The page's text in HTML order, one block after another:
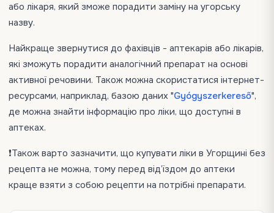
або лікаря, який зможе порадити заміну на угорську
назву.
Найкраще звернутися до фахівців - аптекарів або лікарів,
які зможуть порадити аналогічний препарат на основі
активної речовини. Також можна скористатися інтернет-
ресурсами, наприклад, базою даних "Gyógyszerkereső",
де можна знайти інформацію про ліки, що доступні в
аптеках.
❗️Також варто зазначити, що купувати ліки в Угорщині без
рецепта не можна, тому перед від’їздом до аптеки
краще взяти з собою рецепти на потрібні препарати.